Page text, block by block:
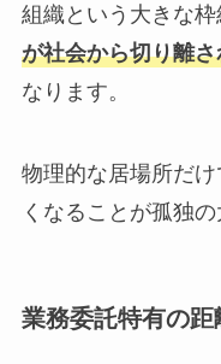
組織という大きな枠
が社会から切り離
なります。
物理的な居場所だ
くなることが孤独
業務委託特有の距